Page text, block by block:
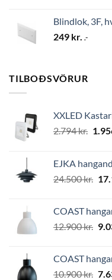
Blindlok, 3F,
249 kr. .-
TILBOÐSVÖRUR
XXLED
2.794kr.
EJKA
24.500kr.
COAST
12.900kr.
COAST
10.900kr.